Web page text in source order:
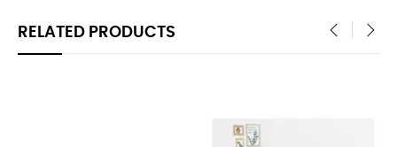
RELATED PRODUCTS